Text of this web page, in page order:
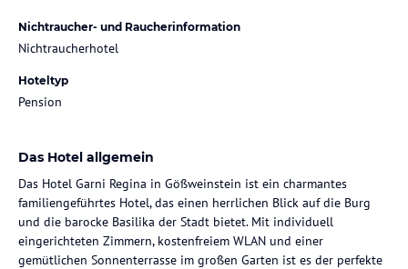
Nichtraucher- und Raucherinformation
Nichtraucherhotel
Hoteltyp
Pension
Das Hotel allgemein
Das Hotel Garni Regina in Gößweinstein ist ein charmantes
familiengeführtes Hotel, das einen herrlichen Blick auf die Burg
und die barocke Basilika der Stadt bietet. Mit individuell
eingerichteten Zimmern, kostenfreiem WLAN und einer
gemütlichen Sonnenterrasse im großen Garten ist es der perfekte